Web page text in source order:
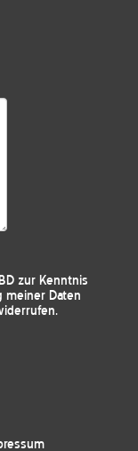
zur Kenntnis
meiner Daten